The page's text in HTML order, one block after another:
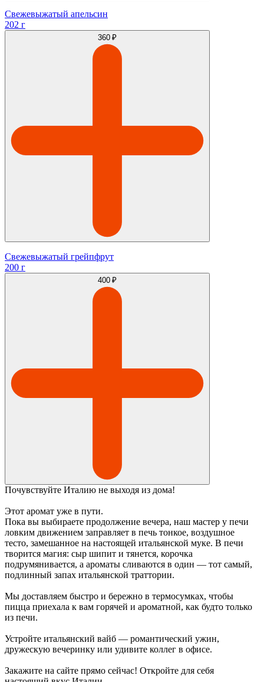
Свежевыжатый апельсин
202 г
360 ₽
Свежевыжатый грейпфрут
200 г
400 ₽
Почувствуйте Италию не выходя из дома!
Этот аромат уже в пути.
Пока вы выбираете продолжение вечера, наш мастер у печи
ловким движением заправляет в печь тонкое, воздушное
тесто, замешанное на настоящей итальянской муке. В печи
творится магия: сыр шипит и тянется, корочка
подрумянивается, а ароматы сливаются в один — тот самый,
подлинный запах итальянской траттории.
Мы доставляем быстро и бережно в термосумках, чтобы
пицца приехала к вам горячей и ароматной, как будто только
из печи.
Устройте итальянский вайб — романтический ужин,
дружескую вечеринку или удивите коллег в офисе.
Закажите на сайте прямо сейчас! Откройте для себя